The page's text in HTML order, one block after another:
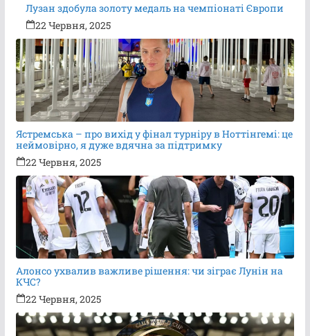
Лузан здобула золоту медаль на чемпіонаті Європи
22 Червня, 2025
Ястремська – про вихід у фінал турніру в Ноттінгемі: це
неймовірно, я дуже вдячна за підтримку
22 Червня, 2025
Алонсо ухвалив важливе рішення: чи зіграє Лунін на
КЧС?
22 Червня, 2025